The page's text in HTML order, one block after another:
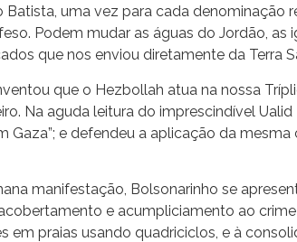
uma vez para cada denominação
Podem mudar as águas do Jordão, as
que nos enviou diretamente da Terra
que o Hezbollah atua na nossa
Na aguda leitura do imprescindível
e defendeu a aplicação da
manifestação, Bolsonarinho se
e acumpliciamento ao
praias usando quadriciclos, e à